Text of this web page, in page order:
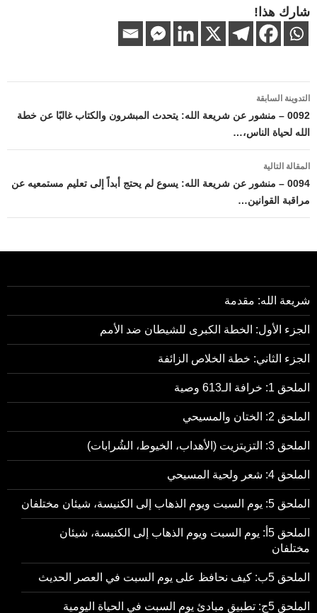
شارك هذا!
تصفّح
المقالات
التدوينة السابقة
0092 – منشور عن شريعة الله: يتحدث المبشرون والكتاب غالبًا عن خطة
الله لحياة الناس،…
المقالة التالية
0094 – منشور عن شريعة الله: يسوع لم يحتج أبداً إلى تعليم مستمعيه عن
مراقبة القوانين…
شريعة الله: مقدمة
الجزء الأول: الخطة الكبرى للشيطان ضد الأمم
الجزء الثاني: خطة الخلاص الزائفة
الملحق 1: خرافة الـ613 وصية
الملحق 2: الختان والمسيحي
الملحق 3: التزيتزيت (الأهداب، الخيوط، الشُرابات)
الملحق 4: شعر ولحية المسيحي
الملحق 5: يوم السبت ويوم الذهاب إلى الكنيسة، شيئان مختلفان
الملحق 5أ: يوم السبت ويوم الذهاب إلى الكنيسة، شيئان
مختلفان
الملحق 5ب: كيف نحافظ على يوم السبت في العصر الحديث
الملحق 5ج: تطبيق مبادئ يوم السبت في الحياة اليومية